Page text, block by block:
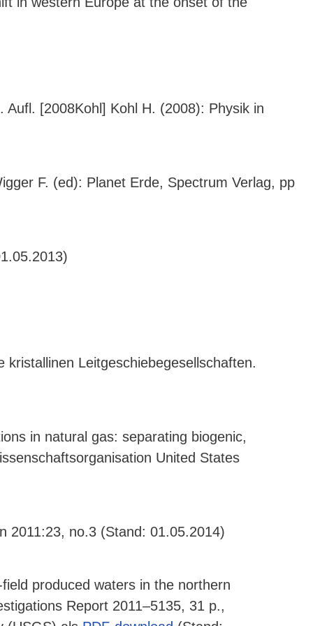
[2008Kohl] Kohl H. (2008): Physik in
F. (ed): Planet Erde, Spectrum Verlag, pp
Leitgeschiebegesellschaften.
in natural gas: separating biogenic,
United States
2011:23, no.3 (Stand: 01.05.2014)
produced waters in the northern
Report 2011–5135, 31 p.,